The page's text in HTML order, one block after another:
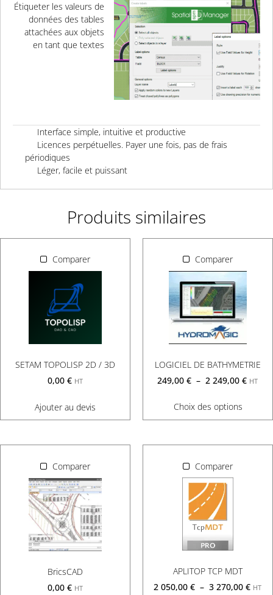
Étiqueter les valeurs de
données des tables
attachées aux objets
en tant que textes
Interface simple, intuitive et productive
Licences perpétuelles. Payer une fois, pas de frais
périodiques
Léger, facile et puissant
Produits similaires
Comparer
SETAM TOPOLISP 2D / 3D
0,00 € HT
Ajouter au devis
Comparer
LOGICIEL DE BATHYMETRIE
249,00€ – 2 249,00€ HT
Choix des options
Comparer
BricsCAD
0,00 € HT
Comparer
APLITOP TCP MDT
2 050,00€ – 3 270,00€ HT